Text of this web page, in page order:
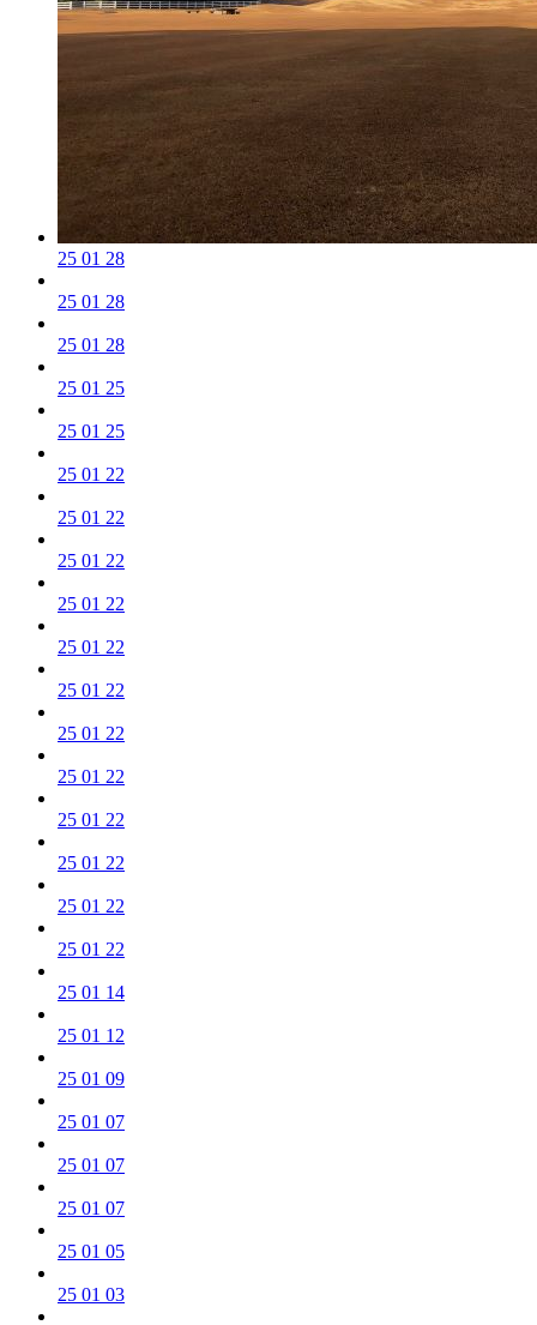
25 01 28
25 01 28
25 01 28
25 01 25
25 01 25
25 01 22
25 01 22
25 01 22
25 01 22
25 01 22
25 01 22
25 01 22
25 01 22
25 01 22
25 01 22
25 01 22
25 01 22
25 01 14
25 01 12
25 01 09
25 01 07
25 01 07
25 01 07
25 01 05
25 01 03